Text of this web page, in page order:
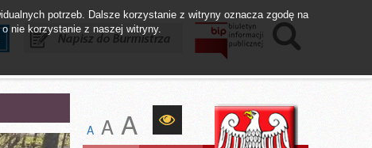
A A A
potrzeb. Dalsze korzystanie z witryny oznacza zgodę na
nie korzystanie z naszej witryny.